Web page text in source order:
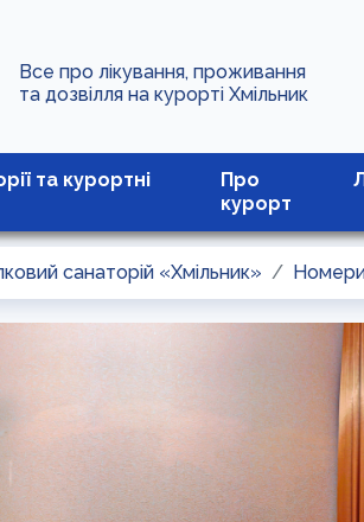
Все про лікування, проживання
та дозвілля на курорті Хмільник
та курортні
Про
курорт
санаторій «Хмільник»